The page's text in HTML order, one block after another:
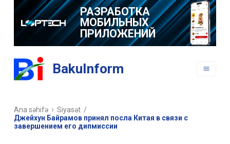
РАЗРАБОТКА
МОБИЛЬНЫХ
ПРИЛОЖЕНИЙ
BakuInform
Ana səhifə Siyasət /
Джейхун Байрамов принял посла Китая в связи с
завершением его дипмиссии